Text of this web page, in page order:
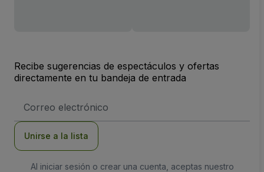
Recibe sugerencias de espectáculos y ofertas
directamente en tu bandeja de entrada
de
Unirse a la lista
Al iniciar sesión o crear una cuenta, aceptas nuestro